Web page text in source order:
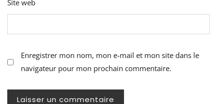
Site web
Enregistrer mon nom, mon e-mail et mon site dans le
navigateur pour mon prochain commentaire.